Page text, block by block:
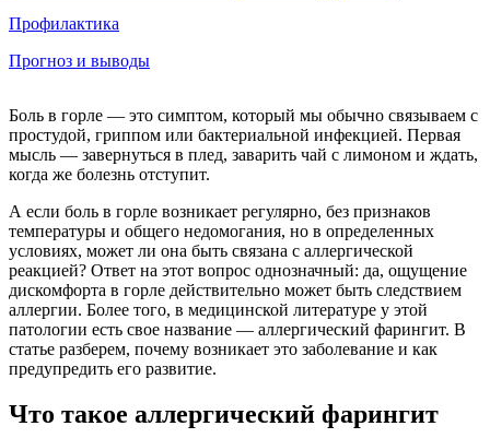
Профилактика
Прогноз и выводы
Боль в горле — это симптом, который мы обычно связываем с
простудой, гриппом или бактериальной инфекцией. Первая
мысль — завернуться в плед, заварить чай с лимоном и ждать,
когда же болезнь отступит.
А если боль в горле возникает регулярно, без признаков
температуры и общего недомогания, но в определенных
условиях, может ли она быть связана с аллергической
реакцией? Ответ на этот вопрос однозначный: да, ощущение
дискомфорта в горле действительно может быть следствием
аллергии. Более того, в медицинской литературе у этой
патологии есть свое название — аллергический фарингит. В
статье разберем, почему возникает это заболевание и как
предупредить его развитие.
Что такое аллергический фарингит